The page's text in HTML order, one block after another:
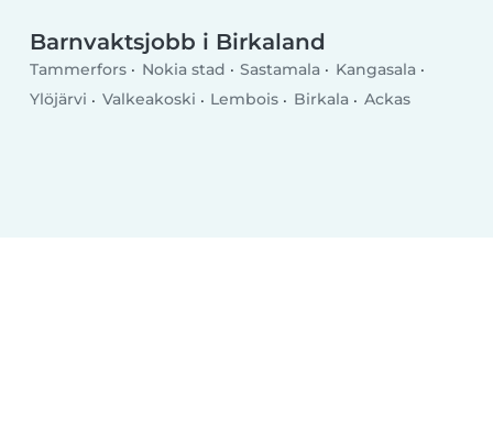
Barnvaktsjobb i Birkaland
Tammerfors Nokia stad Sastamala
Kangasala
Ylöjärvi
Valkeakoski Lembois Birkala Ackas